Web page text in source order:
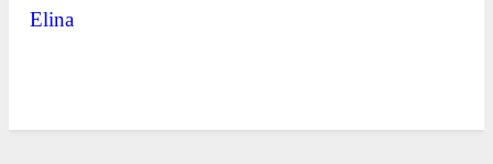
Elina